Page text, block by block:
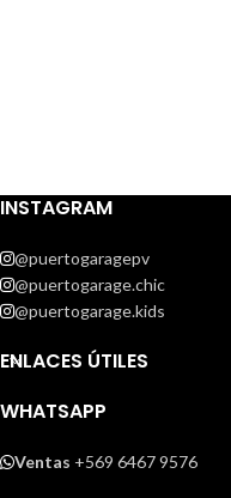
INSTAGRAM
@puertogaragepv
@puertogarage.chic
@puertogarage.kids
ENLACES ÚTILES
WHATSAPP
Ventas +569 6467 9576